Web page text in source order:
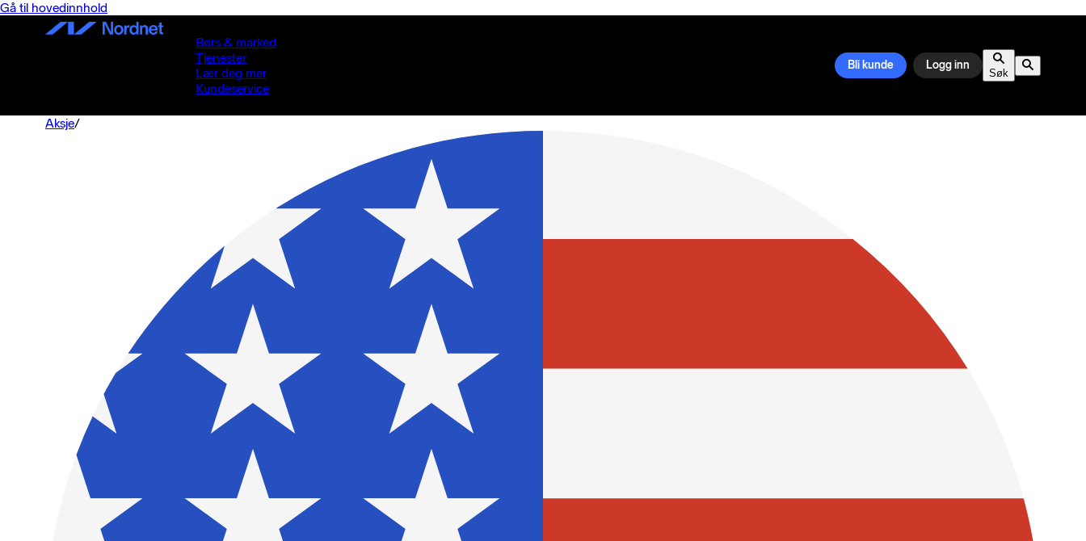
Gå til hovedinnhold
Børs & marked
Tjenester
Lær deg mer
Kundeservice
Bli kunde Logg inn
Søk
Aksje/